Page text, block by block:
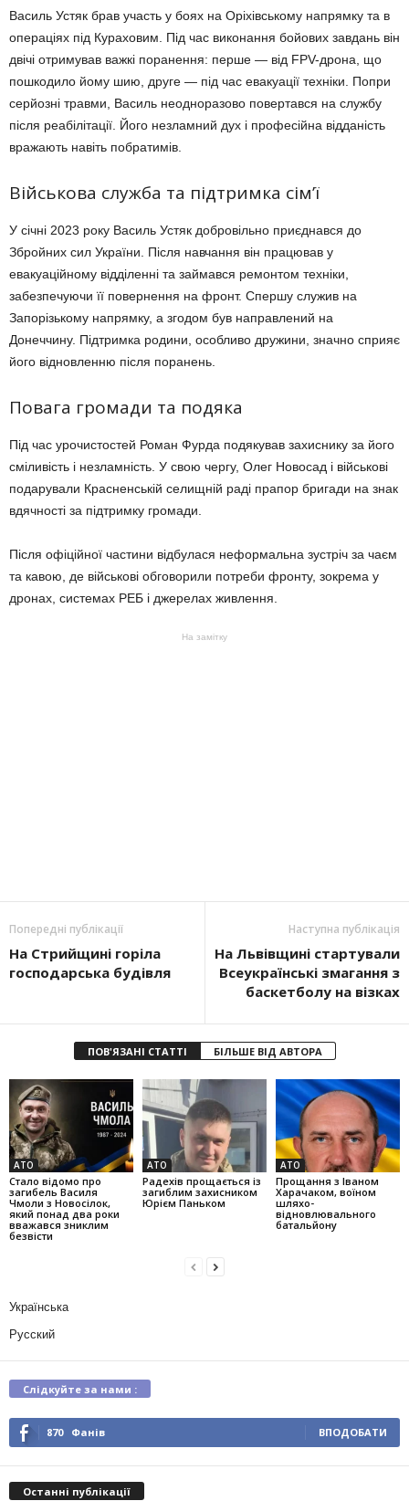
Василь Устяк брав участь у боях на Оріхівському напрямку та в
операціях під Кураховим. Під час виконання бойових завдань він
двічі отримував важкі поранення: перше — від FPV-дрона, що
пошкодило йому шию, друге — під час евакуації техніки. Попри
серйозні травми, Василь неодноразово повертався на службу
після реабілітації. Його незламний дух і професійна відданість
вражають навіть побратимів.
Військова служба та підтримка сім’ї
У січні 2023 року Василь Устяк добровільно приєднався до
Збройних сил України. Після навчання він працював у
евакуаційному відділенні та займався ремонтом техніки,
забезпечуючи її повернення на фронт. Спершу служив на
Запорізькому напрямку, а згодом був направлений на
Донеччину. Підтримка родини, особливо дружини, значно сприяє
його відновленню після поранень.
Повага громади та подяка
Під час урочистостей Роман Фурда подякував захиснику за його
сміливість і незламність. У свою чергу, Олег Новосад і військові
подарували Красненській селищній раді прапор бригади на знак
вдячності за підтримку громади.
Після офіційної частини відбулася неформальна зустріч за чаєм
та кавою, де військові обговорили потреби фронту, зокрема у
дронах, системах РЕБ і джерелах живлення.
На замітку
Попередні публікації
На Стрийщині горіла
господарська будівля
Наступна публікація
На Львівщині стартували
Всеукраїнські змагання з
баскетболу на візках
ПОВ'ЯЗАНІ СТАТТІ БІЛЬШЕ ВІД АВТОРА
АТО
Стало відомо про
загибель Василя
Чмоли з Новосілок,
який понад два роки
вважався зниклим
безвісти
АТО
Радехів прощається із
загиблим захисником
Юрієм Паньком
АТО
Прощання з Іваном
Харачаком, воїном
шляхо-
відновлювального
батальйону
Українська
Русский
Слідкуйте за нами :
870 Фанів ВПОДОБАТИ
Останні публікації